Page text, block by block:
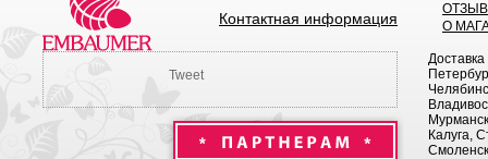
Контактная информация
О
Tweet
Калуга,